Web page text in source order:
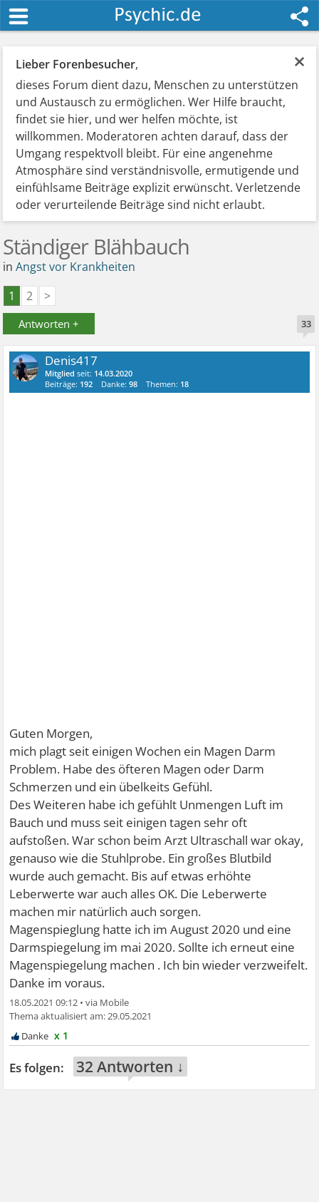
×
Lieber Forenbesucher,
dieses Forum dient dazu, Menschen zu unterstützen
und Austausch zu ermöglichen. Wer Hilfe braucht,
findet sie hier, und wer helfen möchte, ist
willkommen. Moderatoren achten darauf, dass der
Umgang respektvoll bleibt. Für eine angenehme
Atmosphäre sind verständnisvolle, ermutigende und
einfühlsame Beiträge explizit erwünscht. Verletzende
oder verurteilende Beiträge sind nicht erlaubt.
Ständiger Blähbauch
inAngst vor Krankheiten
1
2 >
Antworten + 33
Denis417
Mitglied seit: 14.03.2020
Beiträge: 192 Danke:98 Themen: 18
Guten Morgen,
mich plagt seit einigen Wochen ein Magen Darm
Problem. Habe des öfteren Magen oder Darm
Schmerzen und ein übelkeits Gefühl.
Des Weiteren habe ich gefühlt Unmengen Luft im
Bauch und muss seit einigen tagen sehr oft
aufstoßen. War schon beim Arzt Ultraschall war okay,
genauso wie die Stuhlprobe. Ein großes Blutbild
wurde auch gemacht. Bis auf etwas erhöhte
Leberwerte war auch alles OK. Die Leberwerte
machen mir natürlich auch sorgen.
Magenspieglung hatte ich im August 2020 und eine
Darmspiegelung im mai 2020. Sollte ich erneut eine
Magenspiegelung machen . Ich bin wieder verzweifelt.
Danke im voraus.
18.05.2021 09:12 •
29.05.2021
x 1
32 Antworten ↓